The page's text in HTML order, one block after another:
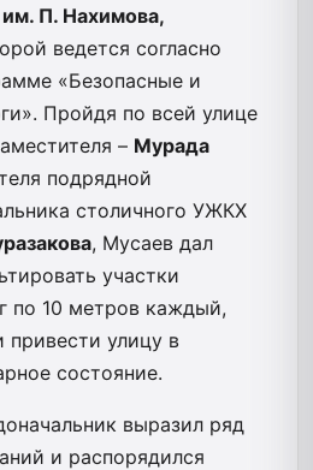
им. П. Нахимова,
ведется согласно
«Безопасные и
Пройдя по всей улице
– Мурада
подрядной
столичного УЖКХ
, Мусаев дал
участки
по 10 метров каждый,
привести улицу в
состояние.
выразил ряд
и распорядился